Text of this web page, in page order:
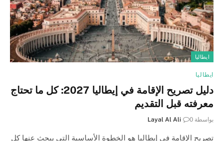
ايطاليا
ايطاليا
دليل تصريح الإقامة في إيطاليا 2027: كل ما تحتاج
معرفته قبل التقديم
بواسطة Layal Al Ali 0
تصريح الإقامة في إيطاليا هو الخطوة الأساسية التي يبحث عنها كل